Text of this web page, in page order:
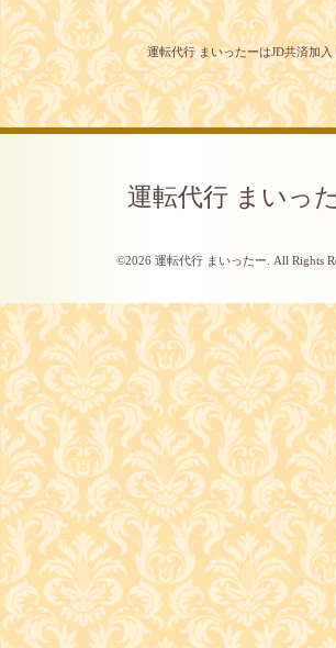
運転代行 まいったーはJD共済加入
運転代行 まいっ
©2026 運転代行 まいったー . All Rights